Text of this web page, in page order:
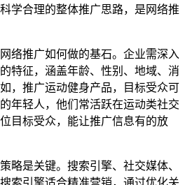
学合理的整体推广思路，是网络推
推广如何做的基石。企业需深入
特征，涵盖年龄、性别、地域、消
，推广运动健身产品，目标受众可
年轻人，他们常活跃在运动类社交
目标受众，能让推广信息有的放
是关键。搜索引擎、社交媒体、